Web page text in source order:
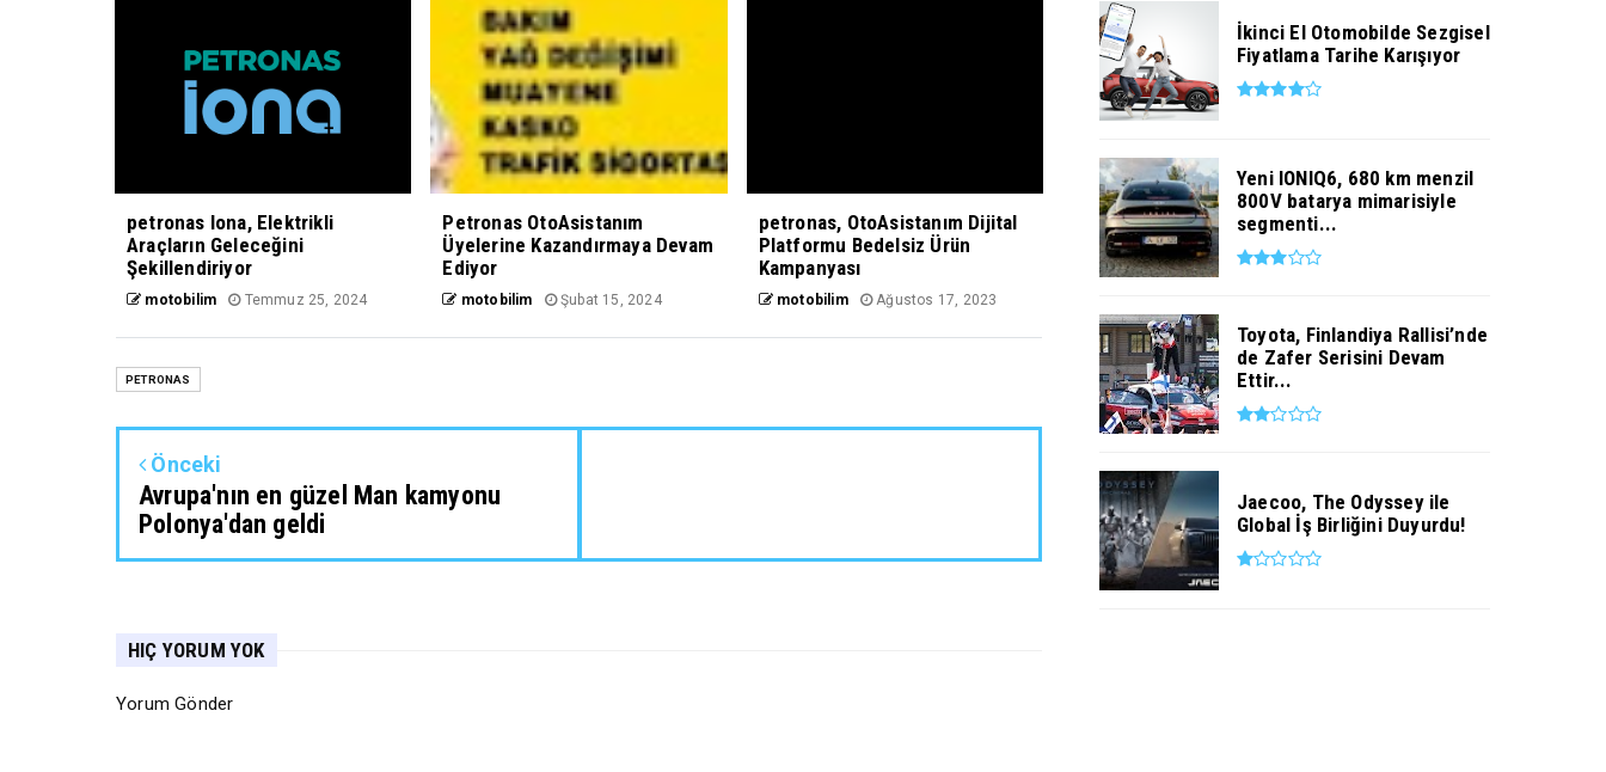
petronas Iona, Elektrikli
Araçların Geleceğini
Şekillendiriyor
motobilim Temmuz 25, 2024
Petronas OtoAsistanım
Üyelerine Kazandırmaya Devam
Ediyor
motobilim Şubat 15, 2024
petronas, OtoAsistanım Dijital
Platformu Bedelsiz Ürün
Kampanyası
motobilim Ağustos 17, 2023
PETRONAS
Önceki
Avrupa'nın en güzel Man kamyonu
Polonya'dan geldi
HIÇ YORUM YOK
Yorum Gönder
İkinci El Otomobilde Sezgisel
Fiyatlama Tarihe Karışıyor
Yeni IONIQ6, 680 km menzil
800V batarya mimarisiyle
segmenti...
Toyota, Finlandiya Rallisi’nde
de Zafer Serisini Devam
Ettir...
Jaecoo, The Odyssey ile
Global İş Birliğini Duyurdu!